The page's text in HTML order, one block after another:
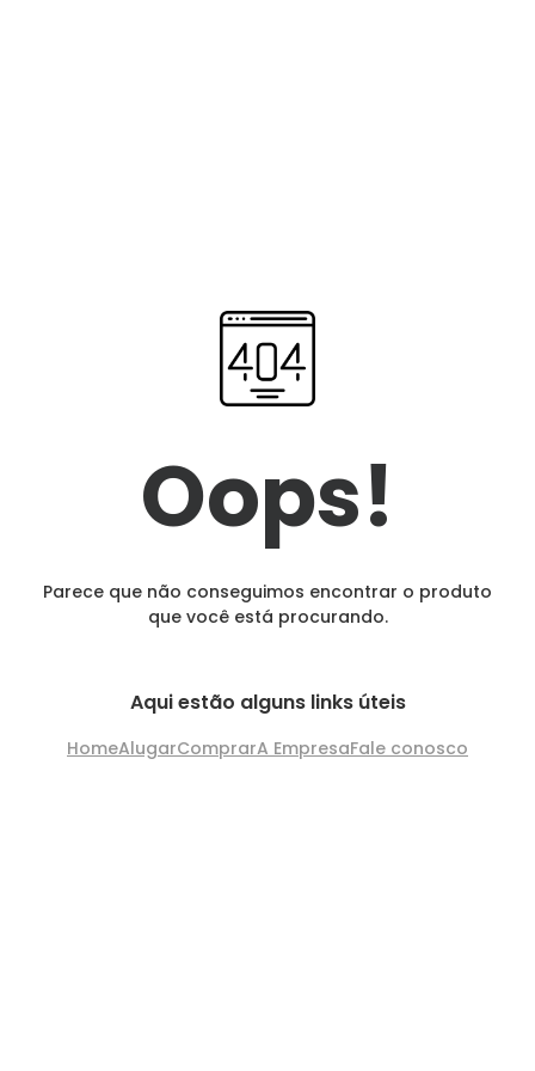
Oops!
Parece que não conseguimos encontrar o produto
que você está procurando.
Aqui estão alguns links úteis
HomeAlugarComprarA EmpresaFale conosco